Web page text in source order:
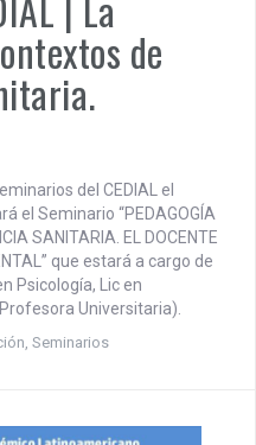
de
del CEDIAL el
el Seminario “PEDAGOGÍA
SANITARIA. EL DOCENTE
que estará a cargo de
Psicología, Lic en
Universitaria).
, Seminarios